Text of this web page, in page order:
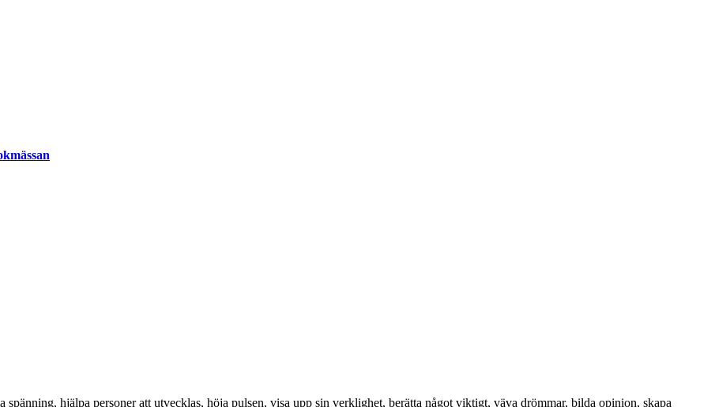
hjälpa personer att utvecklas, höja pulsen, visa upp sin verklighet, berätta något viktigt, väva drömmar, bilda opinion, skapa